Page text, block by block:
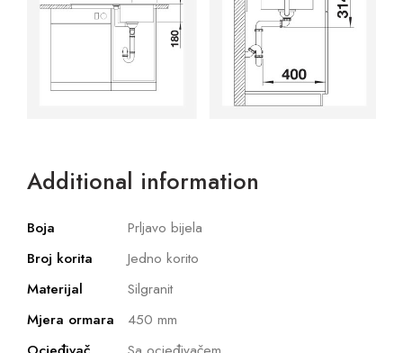
Additional information
Boja
Prljavo bijela
Broj korita
Jedno korito
Materijal
Silgranit
Mjera ormara
450 mm